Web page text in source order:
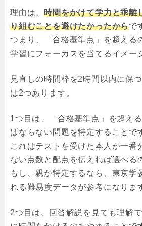
理由は、時間をかけて学力と乖離
り組むことを避けたかったからで
つまり、「合格基準点」を超える
学習にフォーカスを当てるイメー
見直しの時間枠を2時間以内に保
は2つあります。
1つ目は、「合格基準点」を超え
ばならない問題を特定することで
これはテストを受けた本人が一番
ない点数と配点を伝えれば選べる
もし、親が特定するなら、東京学
れる難易度データが参考になりま
2つ目は、回答解説を見ても理解